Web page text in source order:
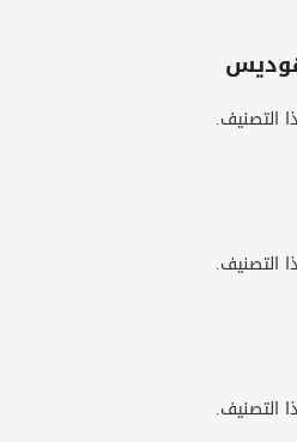
التصنيف.
التصنيف.
التصنيف.